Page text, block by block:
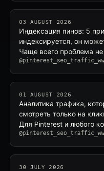
03 AUGUST 2026
Индексация пинов: 5
индексируется, он
Чаще всего проблема не
@pinterest_seo_traffic_ww
01 AUGUST 2026
Аналитика трафика,
смотреть только на
Для Pinterest и любого
@pinterest_seo_traffic_ww
30 JULY 2026